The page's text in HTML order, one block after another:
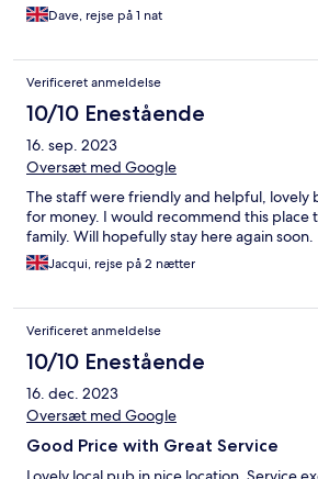
Dave, rejse på 1 nat
Verificeret anmeldelse
10/10 Enestående
16. sep. 2023
Oversæt med Google
The staff were friendly and helpful, lovely
for money. I would recommend this place
family. Will hopefully stay here again soon.
Jacqui, rejse på 2 nætter
Verificeret anmeldelse
10/10 Enestående
16. dec. 2023
Oversæt med Google
Good Price with Great Service